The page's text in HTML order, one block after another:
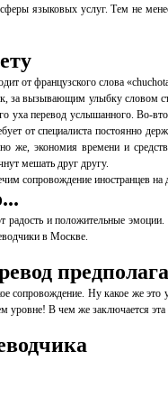
языковых услуг. Тем не
от французского слова
за вызывающим улыбку словом
уха перевод услышанного. Во-
от специалиста постоянно
экономия времени и средств
мешать друг другу.
иностранцев на
и положительные
в Москве.
сопровождение. Ну какое же
уровне! В чем же заключается эта